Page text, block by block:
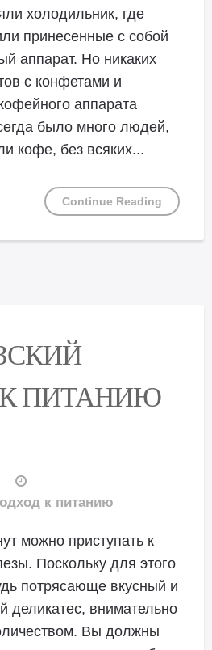
холодильник, где
принесенные с собой
аппарат. Но никаких
с конфетами и
аппарата
было много людей,
кофе, без всяких...
Continue Reading
ПИТАНИЮ
к питанию
можно приступать к
Поскольку для этого
потрясающе вкусный и
деликатес, внимательно
Вы должны